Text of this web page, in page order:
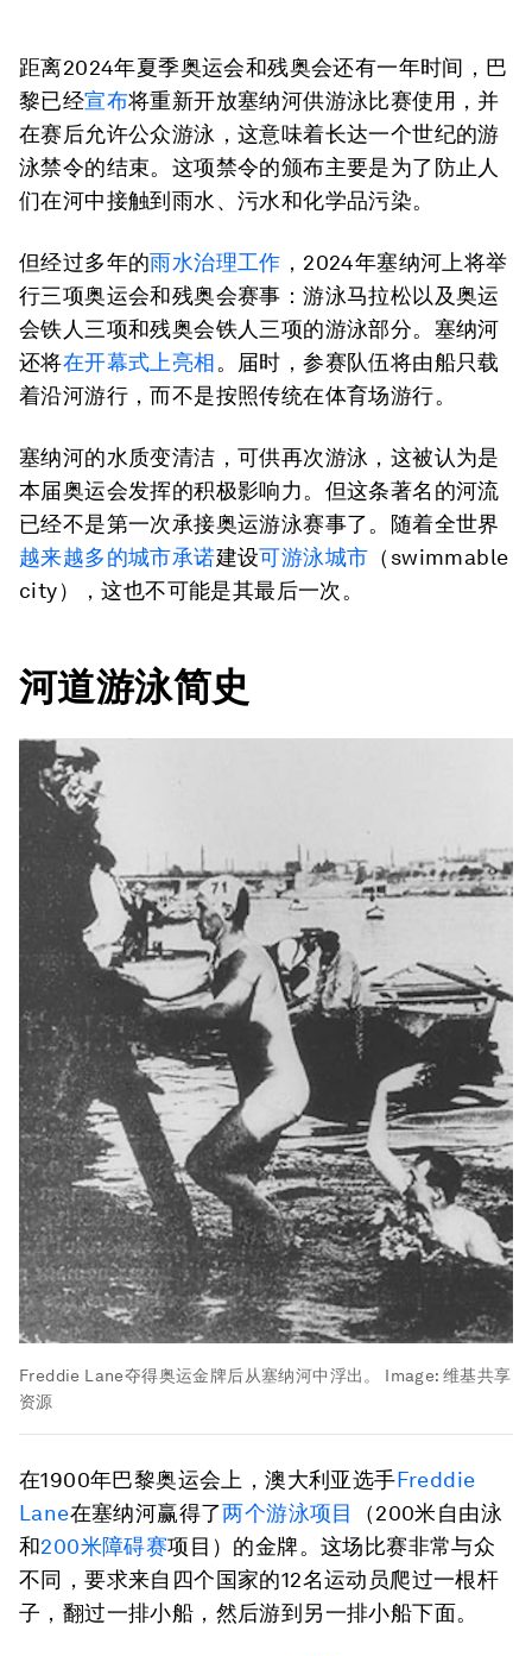
距离2024年夏季奥运会和残奥会还有一年时间，巴
黎已经宣布将重新开放塞纳河供游泳比赛使用，并
在赛后允许公众游泳，这意味着长达一个世纪的游
泳禁令的结束。这项禁令的颁布主要是为了防止人
们在河中接触到雨水、污水和化学品污染。
但经过多年的雨水治理工作 ，2024年塞纳河上将举
行三项奥运会和残奥会赛事：游泳马拉松以及奥运
会铁人三项和残奥会铁人三项的游泳部分。塞纳河
还将在开幕式上亮相。届时，参赛队伍将由船只载
着沿河游行，而不是按照传统在体育场游行。
塞纳河的水质变清洁，可供再次游泳，这被认为是
本届奥运会发挥的积极影响力。但这条著名的河流
已经不是第一次承接奥运游泳赛事了。随着全世界
越来越多的城市承诺建设可游泳城市 （swimmable
city），这也不可能是其最后一次。
河道游泳简史
Freddie Lane夺得奥运金牌后从塞纳河中浮出。 Image:维基共享
资源
在1900年巴黎奥运会上，澳大利亚选手Freddie
Lane在塞纳河赢得了两个游泳项目
（200米自由泳
和200米障碍赛项目）的金牌。这场比赛非常与众
不同，要求来自四个国家的12名运动员爬过一根杆
子，翻过一排小船，然后游到另一排小船下面。